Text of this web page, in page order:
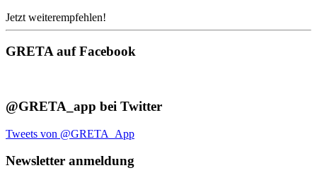
Jetzt weiterempfehlen!
GRETA auf Facebook
@GRETA_app bei Twitter
Tweets von @GRETA_App
Newsletter anmeldung